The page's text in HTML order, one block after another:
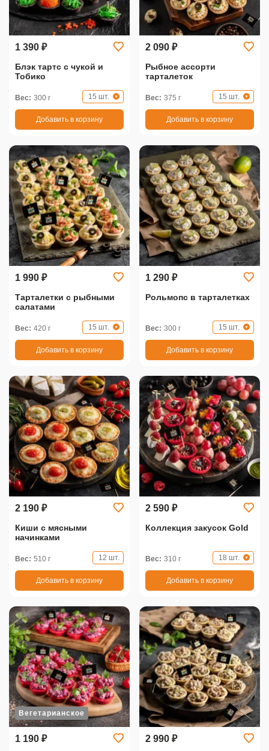
1 390 ₽
Блэк тартс с чукой и
Тобико
Вес: 300 г 15 шт.
Добавить в корзину
2 090 ₽
Рыбное ассорти
тарталеток
Вес: 375 г 15 шт.
Добавить в корзину
1 990 ₽
Тарталетки с рыбными
салатами
Вес: 420 г 15 шт.
Добавить в корзину
1 290 ₽
Рольмопс в тарталетках
Вес: 300 г 15 шт.
Добавить в корзину
2 190 ₽
Киши с мясными
начинками
Вес: 510 г 12 шт.
Добавить в корзину
2 590 ₽
Коллекция закусок Gold
Вес: 310 г 18 шт.
Добавить в корзину
Вегетарианское
1 190 ₽ 2 990 ₽